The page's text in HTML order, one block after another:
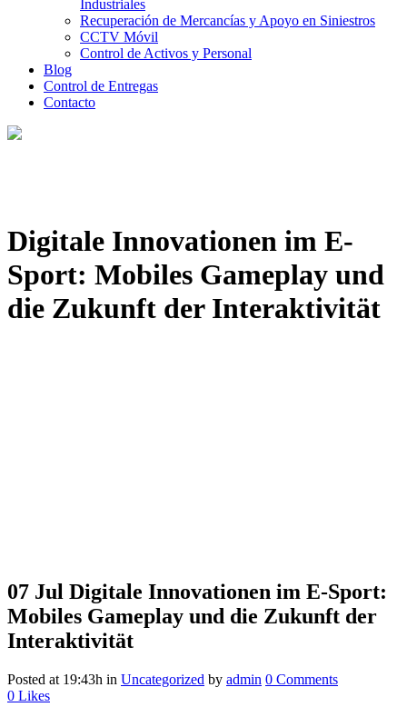
Industriales
Recuperación de Mercancías y Apoyo en Siniestros
CCTV Móvil
Control de Activos y Personal
Blog
Control de Entregas
Contacto
Digitale Innovationen im E-
Sport: Mobiles Gameplay und
die Zukunft der Interaktivität
07 Jul Digitale Innovationen im E-Sport:
Mobiles Gameplay und die Zukunft der
Interaktivität
Posted at 19:43h in Uncategorized by admin 0 Comments
0 Likes